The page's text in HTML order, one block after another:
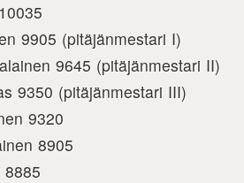
9905 (pitäjänmestari I)
9645 (pitäjänmestari II)
9350 (pitäjänmestari III)
9320
8905